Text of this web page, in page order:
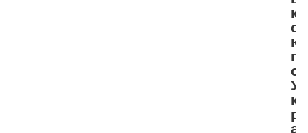
к
о
ю
п
о
У
к
р
а